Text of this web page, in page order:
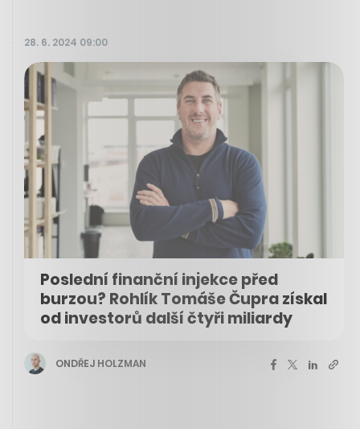
28. 6. 2024 09:00
Poslední finanční injekce před
burzou? Rohlík Tomáše Čupra získal
od investorů další čtyři miliardy
ONDŘEJ HOLZMAN